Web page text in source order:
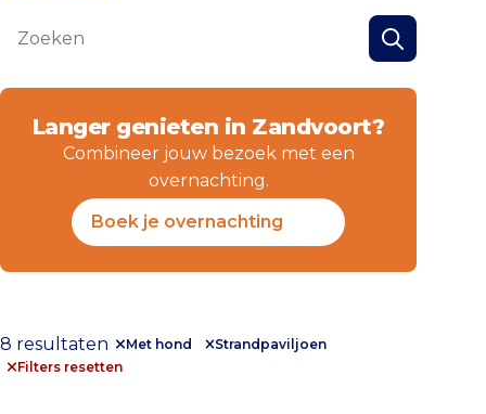
Zoeken
Langer genieten in Zandvoort?
Combineer jouw bezoek met een
overnachting.
Boek je overnachting
8 resultaten Met hond
Strandpaviljoen
Filters resetten